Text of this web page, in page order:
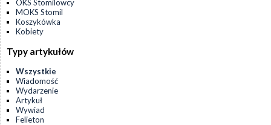
OKS Stomilowcy
MOKS Stomil
Koszykówka
Kobiety
Typy artykułów
Wszystkie
Wiadomość
Wydarzenie
Artykuł
Wywiad
Felieton